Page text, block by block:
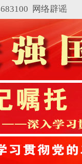
网络辟谣